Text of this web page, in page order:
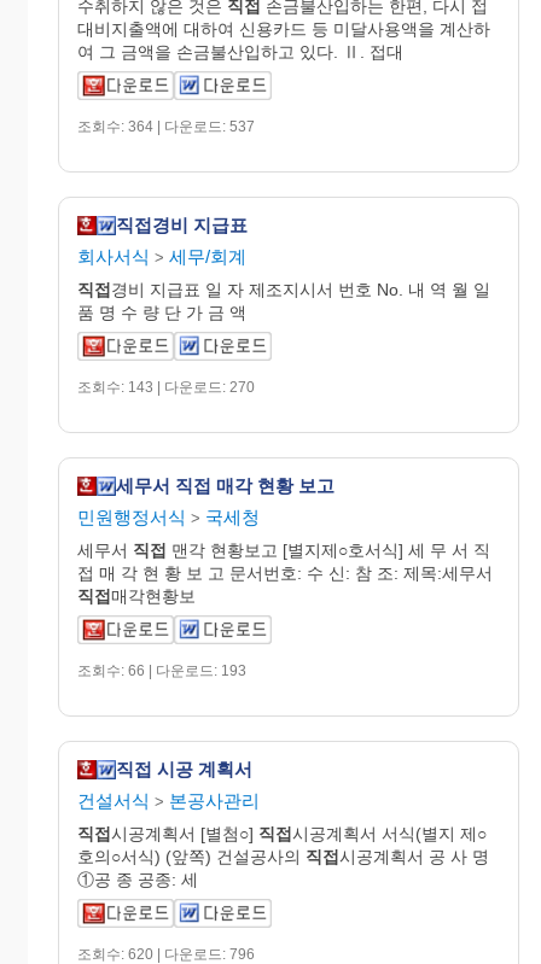
수취하지 않은 것은 직접 손금불산입하는 한편, 다시 접
대비지출액에 대하여 신용카드 등 미달사용액을 계산하
여 그 금액을 손금불산입하고 있다. Ⅱ. 접대
조회수: 364 | 다운로드: 537
직접경비 지급표
회사서식 > 세무/회계
직접경비 지급표 일 자 제조지시서 번호 No. 내 역 월 일
품 명 수 량 단 가 금 액
조회수: 143 | 다운로드: 270
세무서 직접 매각 현황 보고
민원행정서식 > 국세청
세무서 직접 맨각 현황보고 [별지제○호서식] 세 무 서 직
접 매 각 현 황 보 고 문서번호: 수 신: 참 조: 제목:세무서
직접매각현황보
조회수: 66 | 다운로드: 193
직접 시공 계획서
건설서식 > 본공사관리
직접시공계획서 [별첨○] 직접시공계획서 서식(별지 제○
호의○서식) (앞쪽) 건설공사의 직접시공계획서 공 사 명
①공 종 공종: 세
조회수: 620 | 다운로드: 796